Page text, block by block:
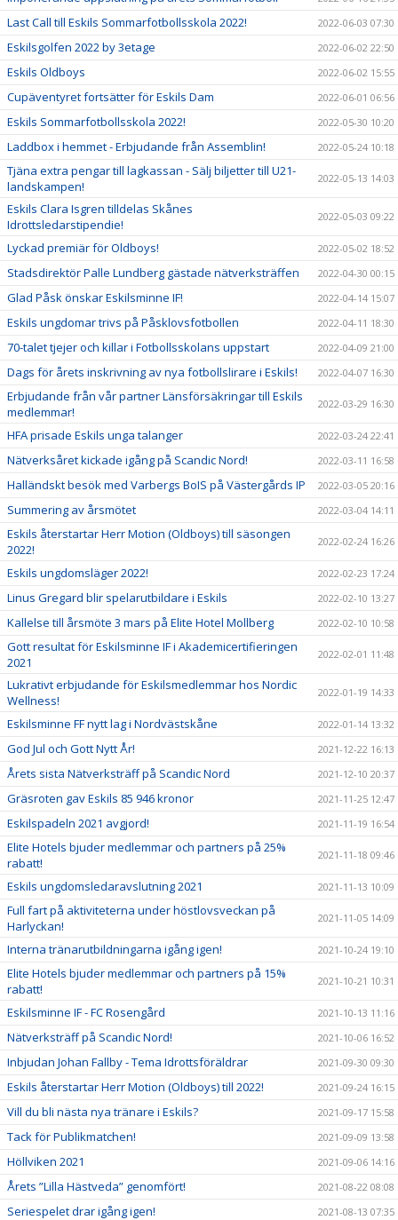
Last Call till Eskils Sommarfotbollsskola 2022! 2022-06-03 07:30
Eskilsgolfen 2022 by 3etage 2022-06-02 22:50
Eskils Oldboys 2022-06-02 15:55
Cupäventyret fortsätter för Eskils Dam 2022-06-01 06:56
Eskils Sommarfotbollsskola 2022! 2022-05-30 10:20
Laddbox i hemmet - Erbjudande från Assemblin! 2022-05-24 10:18
Tjäna extra pengar till lagkassan - Sälj biljetter till U21-
landskampen!
2022-05-13 14:03
Eskils Clara Isgren tilldelas Skånes
Idrottsledarstipendie!
2022-05-03 09:22
Lyckad premiär för Oldboys! 2022-05-02 18:52
Stadsdirektör Palle Lundberg gästade nätverksträffen 2022-04-30 00:15
Glad Påsk önskar Eskilsminne IF! 2022-04-14 15:07
Eskils ungdomar trivs på Påsklovsfotbollen 2022-04-11 18:30
70-talet tjejer och killar i Fotbollsskolans uppstart 2022-04-09 21:00
Dags för årets inskrivning av nya fotbollslirare i Eskils! 2022-04-07 16:30
Erbjudande från vår partner Länsförsäkringar till Eskils
medlemmar!
2022-03-29 16:30
HFA prisade Eskils unga talanger 2022-03-24 22:41
Nätverksåret kickade igång på Scandic Nord! 2022-03-11 16:58
Halländskt besök med Varbergs BoIS på Västergårds IP 2022-03-05 20:16
Summering av årsmötet 2022-03-04 14:11
Eskils återstartar Herr Motion (Oldboys) till säsongen
2022!
2022-02-24 16:26
Eskils ungdomsläger 2022! 2022-02-23 17:24
Linus Gregard blir spelarutbildare i Eskils 2022-02-10 13:27
Kallelse till årsmöte 3 mars på Elite Hotel Mollberg 2022-02-10 10:58
Gott resultat för Eskilsminne IF i Akademicertifieringen
2021
2022-02-01 11:48
Lukrativt erbjudande för Eskilsmedlemmar hos Nordic
Wellness!
2022-01-19 14:33
Eskilsminne FF nytt lag i Nordvästskåne 2022-01-14 13:32
God Jul och Gott Nytt År! 2021-12-22 16:13
Årets sista Nätverksträff på Scandic Nord 2021-12-10 20:37
Gräsroten gav Eskils 85 946 kronor 2021-11-25 12:47
Eskilspadeln 2021 avgjord! 2021-11-19 16:54
Elite Hotels bjuder medlemmar och partners på 25%
rabatt!
2021-11-18 09:46
Eskils ungdomsledaravslutning 2021 2021-11-13 10:09
Full fart på aktiviteterna under höstlovsveckan på
Harlyckan!
2021-11-05 14:09
Interna tränarutbildningarna igång igen! 2021-10-24 19:10
Elite Hotels bjuder medlemmar och partners på 15%
rabatt!
2021-10-21 10:31
Eskilsminne IF - FC Rosengård 2021-10-13 11:16
Nätverksträff på Scandic Nord! 2021-10-06 16:52
Inbjudan Johan Fallby - Tema Idrottsföräldrar 2021-09-30 09:30
Eskils återstartar Herr Motion (Oldboys) till 2022! 2021-09-24 16:15
Vill du bli nästa nya tränare i Eskils? 2021-09-17 15:58
Tack för Publikmatchen! 2021-09-09 13:58
Höllviken 2021 2021-09-06 14:16
Årets ”Lilla Hästveda” genomfört! 2021-08-22 08:08
Seriespelet drar igång igen! 2021-08-13 07:35